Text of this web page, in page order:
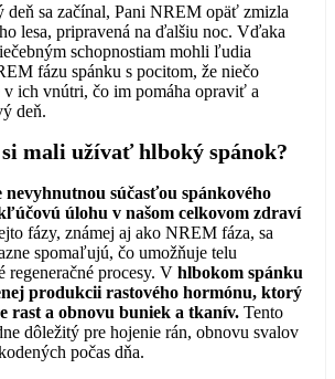
deň sa začínal, Pani NREM opäť zmizla
lesa, pripravená na ďalšiu noc. Vďaka
schopnostiam mohli ľudia
fázu spánku s pocitom, že niečo
v ich vnútri, čo im pomáha opraviť a
deň.
si mali užívať hlboký spánok?
súčasťou spánkového
úlohu v našom celkovom zdraví
fázy, známej aj ako NREM fáza, sa
spomaľujú, čo umožňuje telu
regeneračné procesy. Vhlbokom spánku
produkcii rastového hormónu, ktorý
rast a obnovu buniek a tkanív. Tento
dôležitý pre hojenie rán, obnovu svalov
počas dňa.